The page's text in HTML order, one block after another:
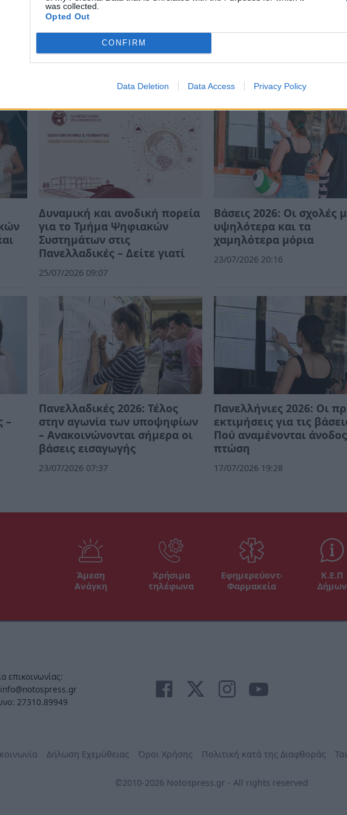
was collected.
Opted Out
CONFIRM
Data Deletion Data Access Privacy Policy
Δυναμική και ανοδική πορεία
για το Τμήμα Ψηφιακών
Συστημάτων στις
Πανελλαδικές – Δείτε γιατί
25/07/2026 09:07
Βάσεις 2026: Οι σχολές
υψηλότερα και τα
χαμηλότερα μόρια
23/07/2026 20:16
–
Πανελλαδικές 2026: Τέλος
στην αγωνία των υποψηφίων
– Ανακοινώνονται σήμερα οι
βάσεις εισαγωγής
23/07/2026 07:37
Πανελλήνιες 2026: Οι
εκτιμήσεις για τις
Πού αναμένονται
πτώση
17/07/2026 19:28
Άμεση
Ανάγκη
Χρήσιμα
τηλέφωνα
Εφημερεύοντα
Φαρμακεία
Κ.Ε.Π
Δήμων
επικοινωνίας:
27310.89949
Δήλωση Εχεμύθειας Όροι Χρήσης Πολιτική κατά της Διαφθοράς
©2010-2026 Notospress.gr - All rights reserved